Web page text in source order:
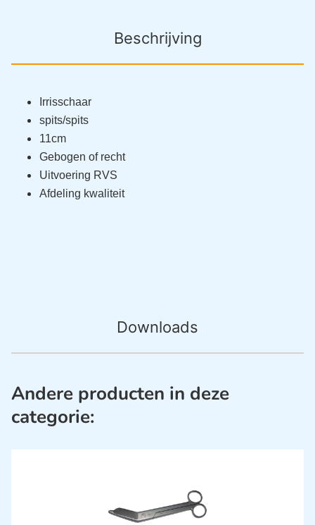
Beschrijving
Downloads
Irrisschaar
spits/spits
11cm
Gebogen of recht
Uitvoering RVS
Afdeling kwaliteit
Andere producten in deze
categorie: